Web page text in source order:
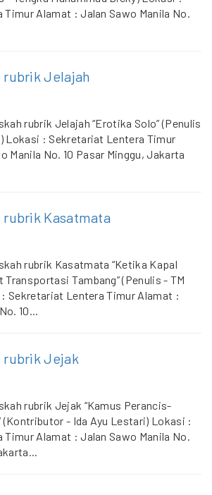
Alamat : Jalan Sawo Manila No.
rubrik Jelajah
rubrik Jelajah “Erotika Solo” (Penulis
Lokasi : Sekretariat Lentera Timur
Manila No. 10 Pasar Minggu, Jakarta
Kasatmata
rubrik Kasatmata “Ketika Kapal
Transportasi Tambang” (Penulis - TM
: Sekretariat Lentera Timur Alamat :
10...
rubrik Jejak
rubrik Jejak “Kamus Perancis-
(Kontributor - Ida Ayu Lestari) Lokasi :
Alamat : Jalan Sawo Manila No.